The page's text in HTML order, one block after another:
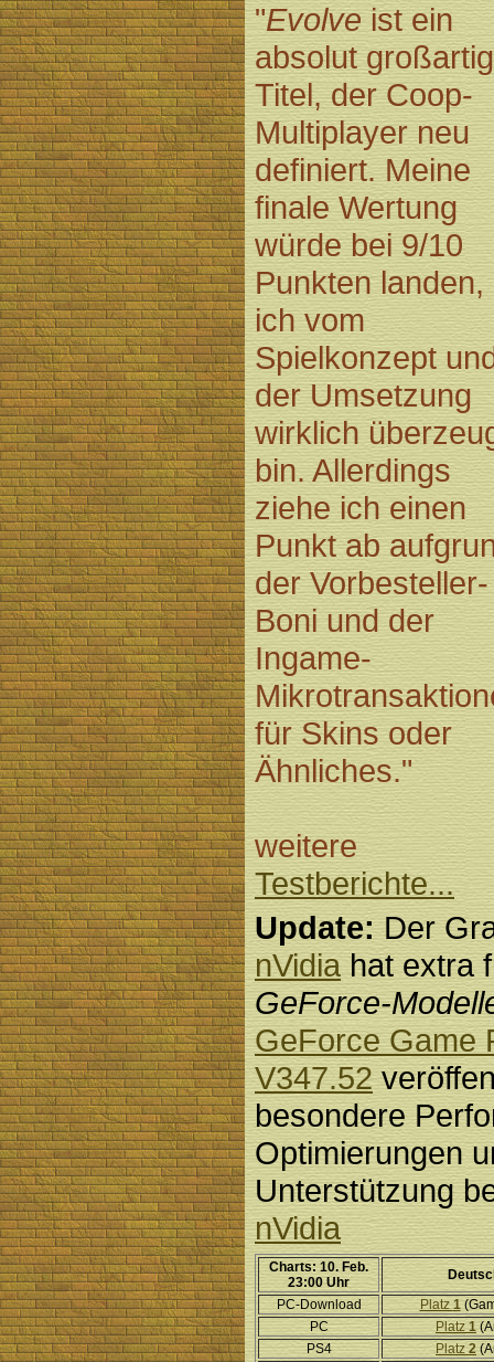
"Evolveist ein
absolut
Titel, der Coop-
Multiplayer neu
definiert. Meine
finale Wertung
würde bei 9/10
Punkten landen,
ich vom
Spielkonzept
der Umsetzung
wirklich
bin. Allerdings
ziehe ich einen
Punkt ab
der Vorbesteller-
Boni und der
Ingame-
für Skins oder
Ähnliches."
weitere
Testberichte...
Update:Der
nVidiahat extra
GeForce-
GeForce Game
V347.52
besondere
Optimierungen
Unterstützung
nVidia
Charts: 10. Feb.
23:00 Uhr
PC-Download
Platz1
PC
Platz1
PS4
Platz2